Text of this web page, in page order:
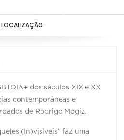
LOCALIZAÇÃO
dos séculos XIX e XX
contemporâneas e
de Rodrigo Mogiz.
(In)visíveis” faz uma